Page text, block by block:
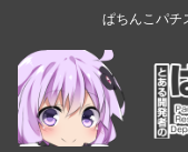
ぱちんこパチ